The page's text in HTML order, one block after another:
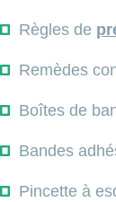
Règles de
Remèdes
Boîtes de
Bandes
Pincette à